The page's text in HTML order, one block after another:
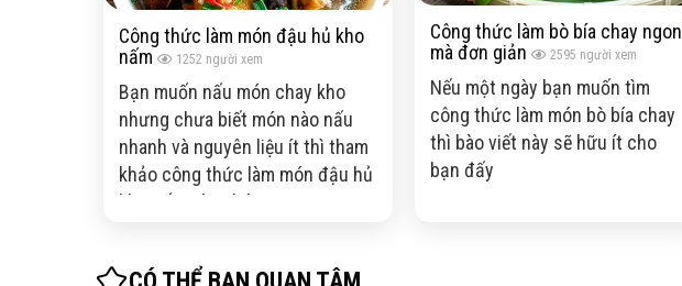
Công thức làm món đậu hủ kho
nấm
1252 người xem
Bạn muốn nấu món chay kho
nhưng chưa biết món nào nấu
nhanh và nguyên liệu ít thì tham
khảo công thức làm món đậu hủ
kho nấm này nhé
Công thức làm bò bía chay ngon
mà đơn giản
2595 người xem
Nếu một ngày bạn muốn tìm
công thức làm món bò bía chay
thì bào viết này sẽ hữu ít cho
bạn đấy